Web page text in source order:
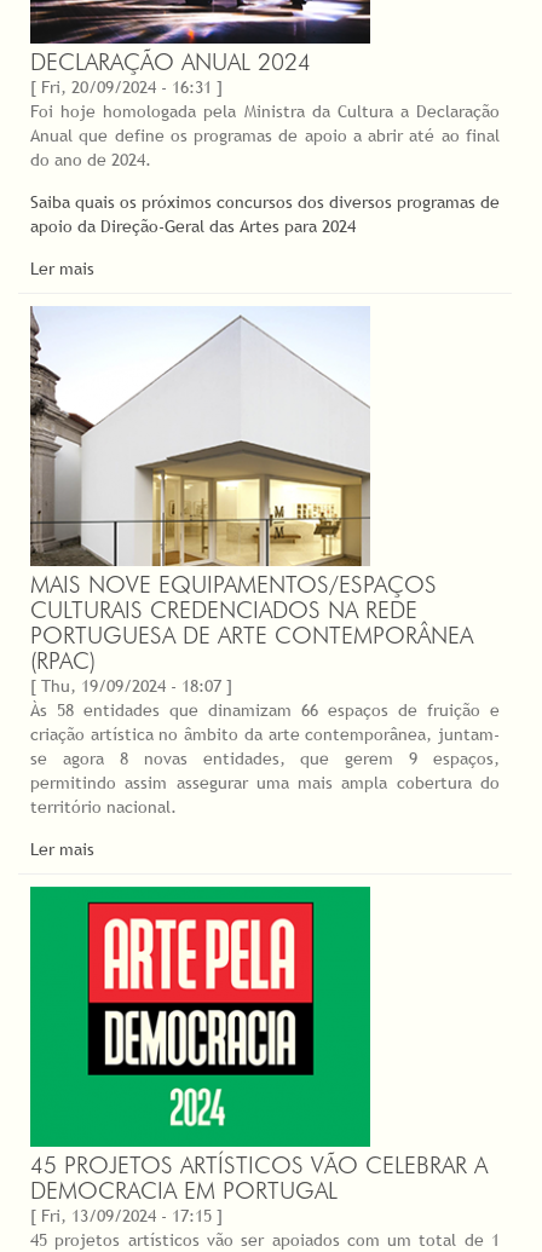
DECLARAÇÃO ANUAL 2024
[ Fri, 20/09/2024 - 16:31 ]
Foi hoje homologada pela Ministra da Cultura a Declaração
Anual que define os programas de apoio a abrir até ao final
do ano de 2024.
Saiba quais os próximos concursos dos diversos programas de
apoio da Direção-Geral das Artes para 2024
Ler mais
MAIS NOVE EQUIPAMENTOS/ESPAÇOS
CULTURAIS CREDENCIADOS NA REDE
PORTUGUESA DE ARTE CONTEMPORÂNEA
(RPAC)
[ Thu, 19/09/2024 - 18:07 ]
Às 58 entidades que dinamizam 66 espaços de fruição e
criação artística no âmbito da arte contemporânea, juntam-
se agora 8 novas entidades, que gerem 9 espaços,
permitindo assim assegurar uma mais ampla cobertura do
território nacional.
Ler mais
45 PROJETOS ARTÍSTICOS VÃO CELEBRAR A
DEMOCRACIA EM PORTUGAL
[ Fri, 13/09/2024 - 17:15 ]
45 projetos artísticos vão ser apoiados com um total de 1